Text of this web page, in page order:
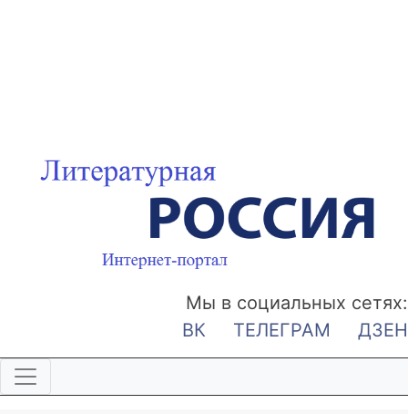
Мы в социальных сетях:
ВК
ТЕЛЕГРАМ ДЗЕН